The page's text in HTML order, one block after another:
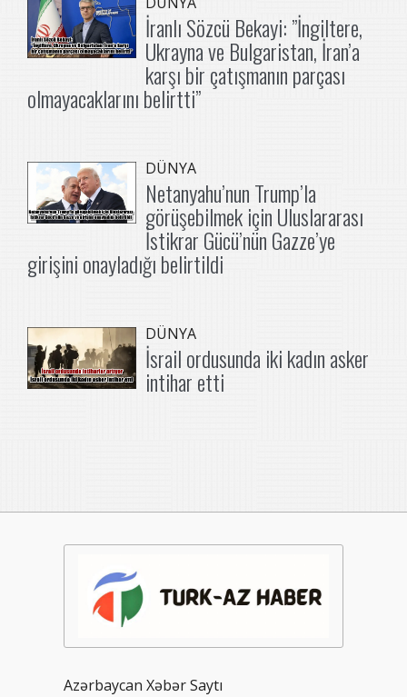
İranlı Sözcü Bekayi: ”İngiltere,
Ukrayna ve Bulgaristan, İran’a
karşı bir çatışmanın parçası
olmayacaklarını belirtti”
DÜNYA
Netanyahu’nun Trump’la
görüşebilmek için Uluslararası
İstikrar Gücü’nün Gazze’ye
girişini onayladığı belirtildi
DÜNYA
İsrail ordusunda iki kadın asker
intihar etti
Azərbaycan Xəbər Saytı